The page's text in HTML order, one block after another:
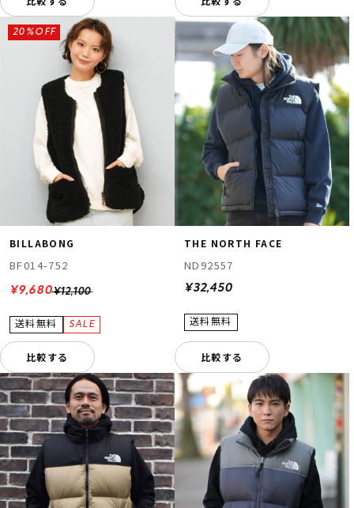
BILLABONG
BF014-752
¥12,100
20%OFF
¥9,680
比較する
THE NORTH FACE
ND92557
¥32,450
比較する